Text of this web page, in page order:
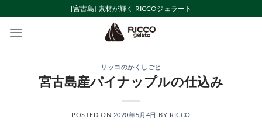
content
[宮古島] 素材が輝く RICCOジェラート
リッコのかくしごと
宮古島産パイナップルの仕込み
POSTED ON 2020年5月4日 BY RICCO